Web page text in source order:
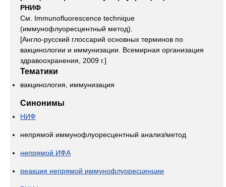
РНИФ
См. Immunofluorescence technique
(иммунофлуоресцентный метод).
[Англо-русский глоссарий основных терминов по
вакцинологии и иммунизации. Всемирная организация
здравоохранения, 2009 г.]
Тематики
вакцинология, иммунизация
Синонимы
НИФ
непрямой иммунофлуоресцентный анализ/метод
непрямой ИФА
реакция непрямой иммунофлуоресценции